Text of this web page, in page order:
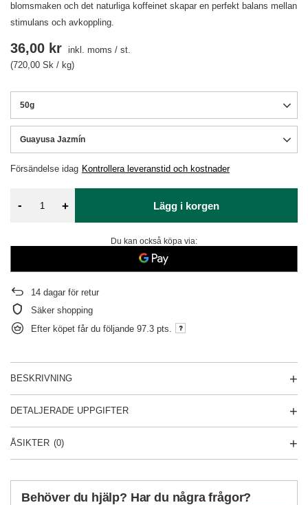
blomsmaken och det naturliga koffeinet skapar en perfekt balans mellan
stimulans och avkoppling.
50g
Guayusa Jazmín
Försändelse idag Kontrollera leveranstid och kostnader
36,00 kr inkl. moms / st.
(720,00 Sk / kg)
- + Lägg i korgen
Du kan också köpa via:
14 dagar för retur
Säker shopping
Efter köpet får du följande 97.3 pts.
BESKRIVNING
DETALJERADE UPPGIFTER
ÅSIKTER (0)
Behöver du hjälp? Har du några frågor?